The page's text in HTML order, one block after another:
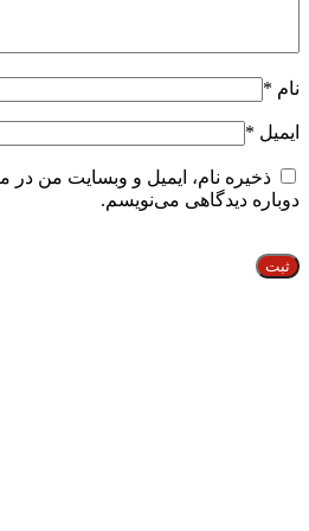
نام *
ایمیل *
ذخیره نام، ایمیل و وبسایت من در
دوباره دیدگاهی می‌نویسم.